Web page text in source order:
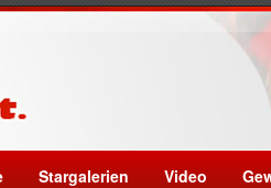
Stargalerien Video